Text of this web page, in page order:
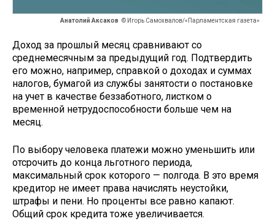
Анатолий Аксаков © Игорь Самохвалов/«Парламентская газета»
Доход за прошлый месяц сравнивают со
среднемесячным за предыдущий год. Подтвердить
его можно, например, справкой о доходах и суммах
налогов, бумагой из службы занятости о постановке
на учет в качестве беззаботного, листком о
временной нетрудоспособности больше чем на
месяц.
По выбору человека платежи можно уменьшить или
отсрочить до конца льготного периода,
максимальный срок которого — полгода. В это время
кредитор не имеет права начислять неустойки,
штрафы и пени. Но проценты все равно капают.
Общий срок кредита тоже увеличивается.